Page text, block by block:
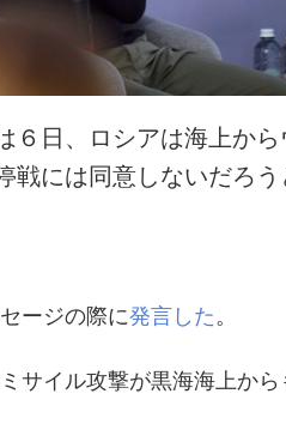
６日、ロシアは海上から
戦には同意しないだろ
ージの際に発言した 。
サイル攻撃が黒海海上から